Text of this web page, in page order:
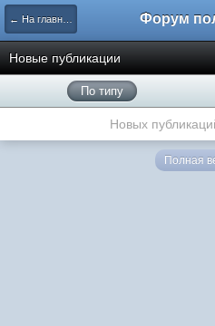
← На главную
Новые публикации
По типу
Новых
Полная